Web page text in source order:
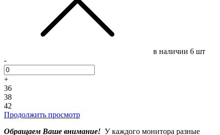
в наличии 6 шт
-
+
36
38
42
Продолжить просмотр
Обращаем Ваше внимание! У каждого монитора разные